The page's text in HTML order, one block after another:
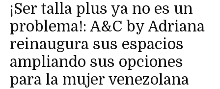
¡Ser talla plus ya no es un
problema!: A&C by Adriana
reinaugura sus espacios
ampliando sus opciones
para la mujer venezolana